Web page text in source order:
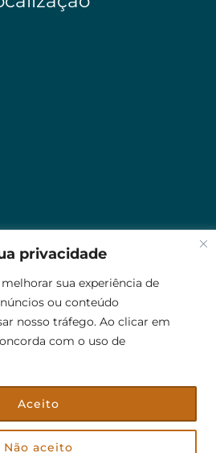
nosso tráfego. Ao clicar em
com o uso de
AceitoComercial e Residencial
CesarWeb
Fale Conosco